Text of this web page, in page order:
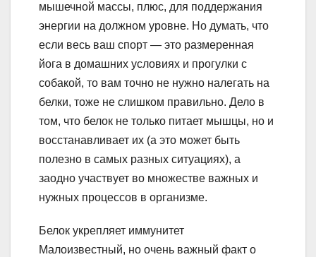
мышечной массы, плюс, для поддержания
энергии на должном уровне. Но думать, что
если весь ваш спорт — это размеренная
йога в домашних условиях и прогулки с
собакой, то вам точно не нужно налегать на
белки, тоже не слишком правильно. Дело в
том, что белок не только питает мышцы, но и
восстанавливает их (а это может быть
полезно в самых разных ситуациях), а
заодно участвует во множестве важных и
нужных процессов в организме.
Белок укрепляет иммунитет
Малоизвестный, но очень важный факт о